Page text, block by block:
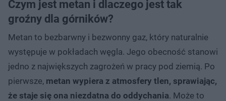
Czym jest metan i dlaczego jest tak
groźny dla górników?
Metan to bezbarwny i bezwonny gaz, który naturalnie
występuje w pokładach węgla. Jego obecność stanowi
jedno z największych zagrożeń w pracy pod ziemią. Po
pierwsze, metan wypiera z atmosfery tlen, sprawiając,
że staje się ona niezdatna do oddychania. Może to